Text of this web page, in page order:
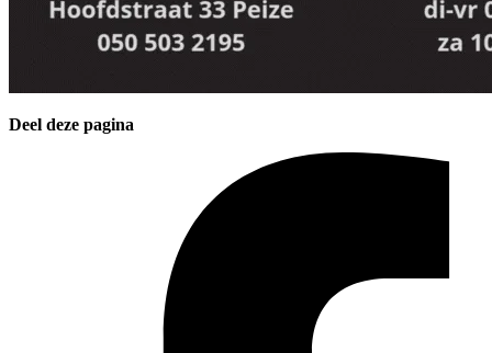
Deel deze pagina